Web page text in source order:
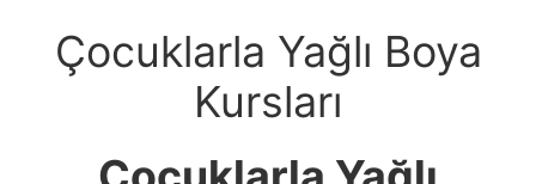
Çocuklarla Yağlı Boya
Kursları